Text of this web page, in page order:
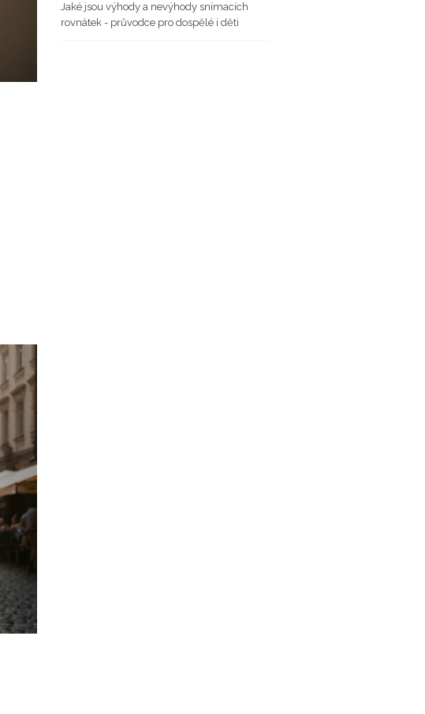
Jaké jsou výhody a nevýhody snímacích
rovnátek - průvodce pro dospělé i děti